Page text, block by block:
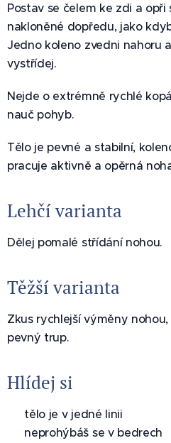
Postav se čelem ke zdi a opři
nakloněné dopředu, jako
Jedno koleno zvedni nahoru
vystřídej.
Nejde o extrémně rychlé
nauč pohyb.
Tělo je pevné a stabilní,
pracuje aktivně a opěrná
Lehčí varianta
Dělej pomalé střídání nohou.
Těžší varianta
Zkus rychlejší výměny
pevný trup.
Hlídej si
✅ tělo je v jedné linii
✅ neprohýbáš se v bedrech